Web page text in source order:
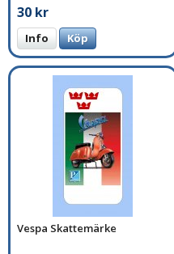
30 kr
Info Köp
Vespa Skattemärke